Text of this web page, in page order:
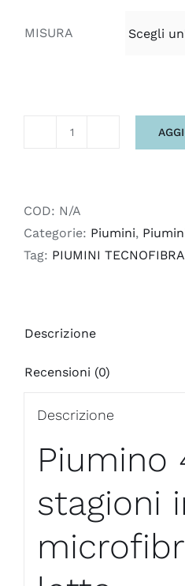
MISURA
MICROFIBRA
quantità
COD: N/A
Categorie: Piumini,
Tag: PIUMINI TECNOFIBRA
Descrizione
Recensioni (0)
Descrizione
Piumino
stagioni